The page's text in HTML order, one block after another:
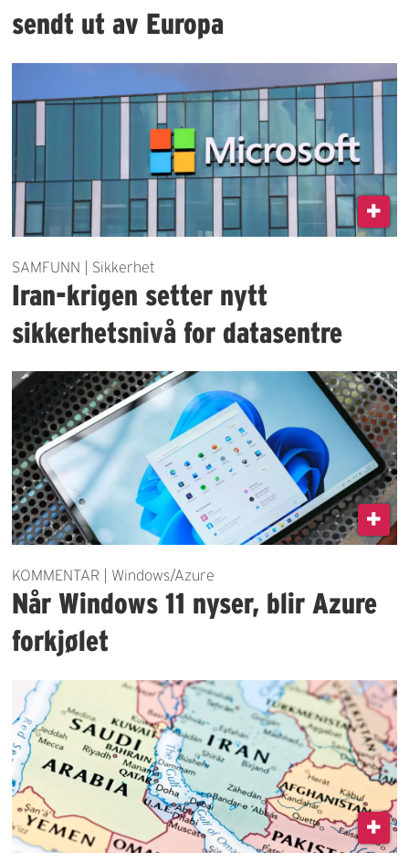
sendt ut av Europa
SAMFUNN | Sikkerhet
Iran-krigen setter nytt
sikkerhetsnivå for datasentre
KOMMENTAR | Windows/Azure
Når Windows 11 nyser, blir Azure
forkjølet